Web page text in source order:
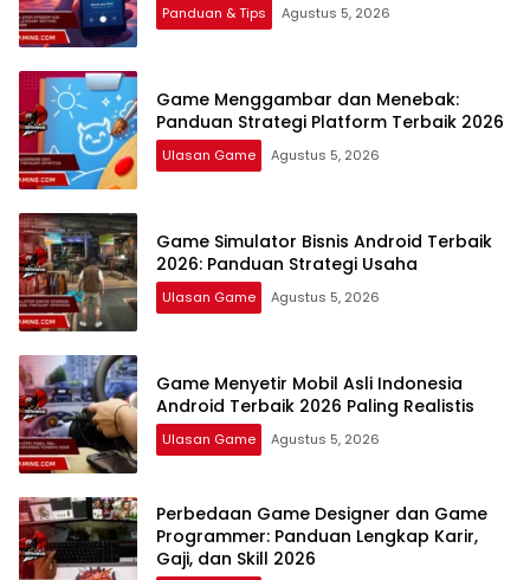
Panduan & Tips Agustus 5, 2026
Game Menggambar dan Menebak:
Panduan Strategi Platform Terbaik 2026
Ulasan Game Agustus 5, 2026
Game Simulator Bisnis Android Terbaik
2026: Panduan Strategi Usaha
Ulasan Game Agustus 5, 2026
Game Menyetir Mobil Asli Indonesia
Android Terbaik 2026 Paling Realistis
Ulasan Game Agustus 5, 2026
Perbedaan Game Designer dan Game
Programmer: Panduan Lengkap Karir,
Gaji, dan Skill 2026